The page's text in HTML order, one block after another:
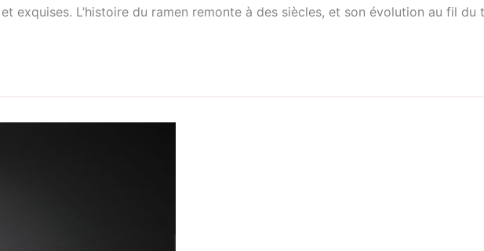
exquises. L’histoire du ramen remonte à des siècles, et son évolution au fil